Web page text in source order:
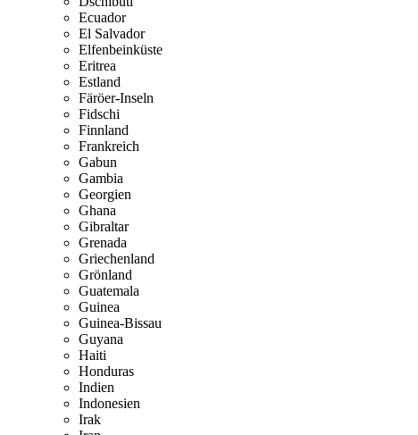
Ecuador
El Salvador
Elfenbeinküste
Eritrea
Estland
Färöer-Inseln
Fidschi
Finnland
Frankreich
Gabun
Gambia
Georgien
Ghana
Gibraltar
Grenada
Griechenland
Grönland
Guatemala
Guinea
Guinea-Bissau
Guyana
Haiti
Honduras
Indien
Indonesien
Irak